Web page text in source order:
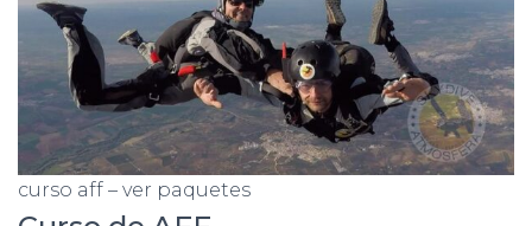
curso aff – ver paquetes